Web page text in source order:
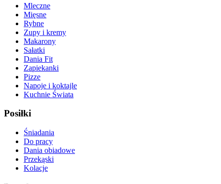
Mleczne
Mięsne
Rybne
Zupy i kremy
Makarony
Sałatki
Dania Fit
Zapiekanki
Pizze
Napoje i koktajle
Kuchnie Świata
Posiłki
Śniadania
Do pracy
Dania obiadowe
Przekąski
Kolacje